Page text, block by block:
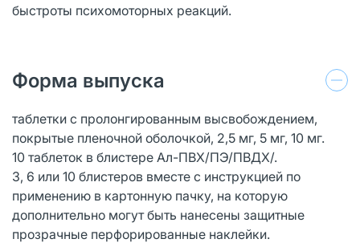
быстроты психомоторных реакций.
Форма выпуска
таблетки с пролонгированным высвобождением,
покрытые пленочной оболочкой, 2,5 мг, 5 мг, 10 мг.
10 таблеток в блистере Ал-ПВХ/ПЭ/ПВДХ/.
3, 6 или 10 блистеров вместе с инструкцией по
применению в картонную пачку, на которую
дополнительно могут быть нанесены защитные
прозрачные перфорированные наклейки.